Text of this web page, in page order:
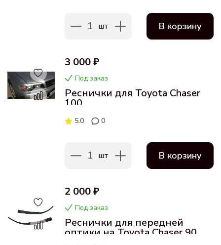
1 шт В корзину
3 000 ₽
Под заказ
Реснички для Toyota Chaser
100
5.0 0
1 шт В корзину
2 000 ₽
Под заказ
Реснички для передней
оптики на Toyota Chaser 90